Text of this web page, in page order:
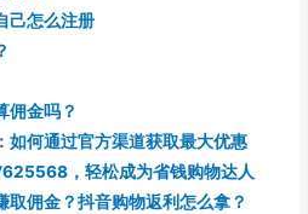
己怎么注册
佣金吗？
如何通过官方渠道获取最大优惠
，轻松成为省钱购物达人
取佣金？抖音购物返利怎么拿？